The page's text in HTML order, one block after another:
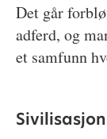
Det går
adferd, og
et samfunn